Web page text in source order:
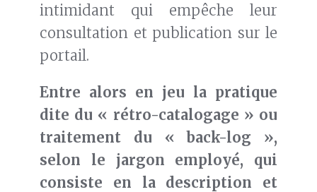
intimidant qui empêche leur
consultation et publication sur le
portail.
Entre alors en jeu la pratique
dite du « rétro-catalogage » ou
traitement du « back-log »,
selon le jargon employé, qui
consiste en la description et